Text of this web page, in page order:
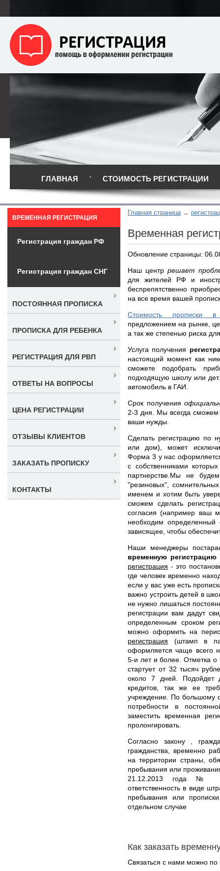
ГЛАВНАЯ СТОИМОСТЬ РЕГИСТРАЦИИ
Главная страница
Временная
Обновление страницы:
Наш центр решает
для жителей РФ и
беспрепятственно
на все время вашей
Стоимость прописки
предложением на рынке,
а так же степенью риска
Услуга получения
настоящий момент как
сможете подобрать
подходящую школу или
автомобиль в ГАИ.
Срок получения
2-3 дня. Мы всегда сможем
ваши нужды.
Сделать регистрацию по
или дом), может
Форма 3 у нас
с собственниками
партнерстве.Мы не
"резиновых",
именем и хотим быть
сможем сделать
согласия (например ваш
необходим
зависящее, чтобы
Наши менеджеры
временную
регистрация - это
где человек временно
если у вас уже есть
важно устроить детей в
не нужно лишаться
регистрации вам дадут
определенным сроком
можно оформить на
регистрация (штамп в
оформляется чаще всего
5-и лет и более. Отметка о
стартует от 32 тысяч
около 7 дней. Подойдет
кредитов, так же ее
учреждение. По большому
потребности в
заместить временная
пролонгировать.
Согласно закону ,
гражданства, временно
на территории страны,
пребывания или
21.12.2013 года №
ответственность в виде
пребывания или
отдельном случае
Как заказать
Связаться с нами можно по
ВРЕМЕННАЯ РЕГИСТРАЦИЯ
Регистрация граждан РФ
Регистрация граждан СНГ
ПОСТОЯННАЯ ПРОПИСКА
ПРОПИСКА ДЛЯ РЕБЕНКА
РЕГИСТРАЦИЯ ДЛЯ РВП
ОТВЕТЫ НА ВОПРОСЫ
ЦЕНА РЕГИСТРАЦИИ
ОТЗЫВЫ КЛИЕНТОВ
ЗАКАЗАТЬ ПРОПИСКУ
КОНТАКТЫ